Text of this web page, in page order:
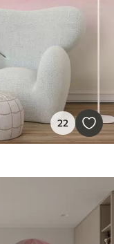
22